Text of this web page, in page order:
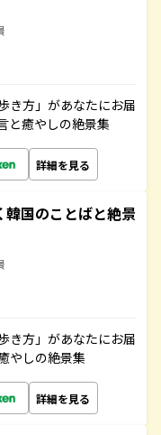
き方」があなたにお届
と癒やしの絶景集
詳細を見る
国のことばと絶景
き方」があなたにお届
やしの絶景集
詳細を見る